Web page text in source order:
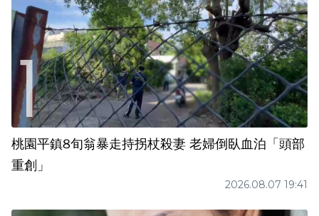
桃園平鎮8旬翁暴走持拐杖殺妻 老婦倒臥血泊「頭部
重創」
2026.08.07 19:41